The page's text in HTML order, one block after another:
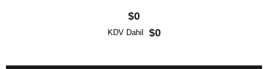
$0
KDV Dahil $0